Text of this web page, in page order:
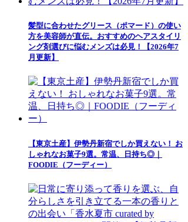
髪型に合わせたグリース（ポマード）の使い
方を美容師が直伝。おすすめのヘアスタイリ
ング剤選びに悩むメンズは必見！【2026年7
月更新】
【東京土産】伊勢丹新宿でしか買えない！ お
しゃれなお菓子9選。常温、日持ち◎｜
FOODIE（フーディー）